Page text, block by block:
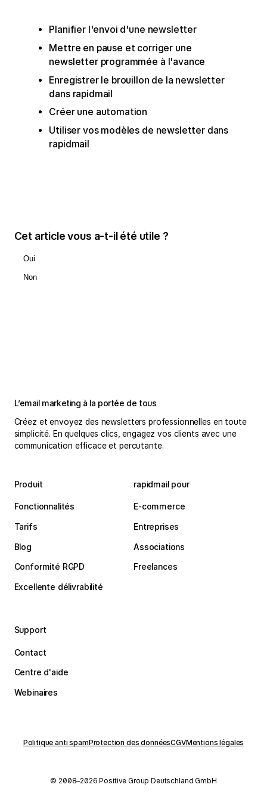
Planifier l'envoi d'une newsletter
Mettre en pause et corriger une
newsletter programmée à l'avance
Enregistrer le brouillon de la newsletter
dans rapidmail
Créer une automation
Utiliser vos modèles de newsletter dans
rapidmail
Cet article vous a-t-il été utile ?
Oui
Non
L’email marketing à la portée de tous
Créez et envoyez des newsletters professionnelles en toute
simplicité. En quelques clics, engagez vos clients avec une
communication efficace et percutante.
Produit
Fonctionnalités
Tarifs
Blog
Conformité RGPD
Excellente délivrabilité
rapidmail pour
E-commerce
Entreprises
Associations
Freelances
Support
Contact
Centre d'aide
Webinaires
Politique anti spamProtection des donnéesCGVMentions légales
© 2008–2026 Positive Group Deutschland GmbH